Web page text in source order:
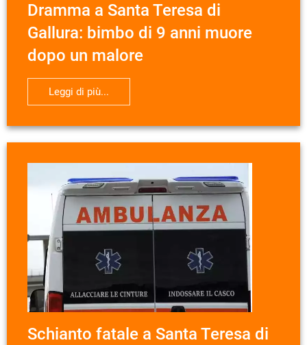
Dramma a Santa Teresa di
Gallura: bimbo di 9 anni muore
dopo un malore
Leggi di più...
Schianto fatale a Santa Teresa di